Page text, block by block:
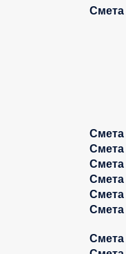
Смета
Смета
Смета
Смета
Смета
Смета
Смета
Смета